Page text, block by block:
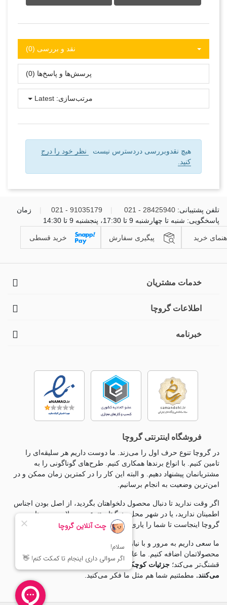
نقد و بررسی‌‌ (0)
پرسش‌ها و پاسخ‌ها (0)
مرتب‌سازی: Latest
هیچ نقدوبررسی دردسترس نیست
نظر خود را درج
کنید.
تلفن پشتیبانی: 28425940 - 021
91035179 - 021
زمان
پاسخگویی: شنبه تا چهارشنبه 9 تا 17:30، پنجشنبه 9 تا 14:30
خرید پیگیری سفارش خرید قسطی
خدمات مشتریان
اطلاعات گروچا
خبرنامه
فروشگاه اینترنتی گروچا
در گروچا تنوع حرف اول را می‌زند. ما دوست داریم هر سلیقه‌ای را
تامین کنیم. با انواع برندها همکاری کنیم. طرح‌های گوناگونی را به
مشتریانمان پیشنهاد دهیم. و البته این کار را در کمترین زمان ممکن و در
امن‌ترین وضعیت به انجام برسانیم.
اگر وقت ندارید تا دنبال محصول دلخواهتان بگردید، از اصل بودن اجناس
اطمینان ندارید، یا در شهر محل زندگیتان تنوع محصولات بی معناست،
گروچا اینجاست تا شما را یاری کند.
ما سعی داریم به مرور و با نیاز سنجی مخاطبانمان به گروه
محصولاتمان اضافه کنیم. ما عاشق جزئياتیم، چون جزئيات زندگی را
قشنگ‌تر می‌کند؛ جزئیات کوچکی که تغییرات بزرگی ایجاد
می‌کنند. مطمئنیم شما هم مثل ما فکر می‌کنید.